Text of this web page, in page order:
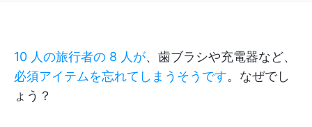
10 人の旅行者の 8 人が、歯ブラシや充電器など、
必須アイテムを忘れてしまうそうです。なぜでし
ょう？